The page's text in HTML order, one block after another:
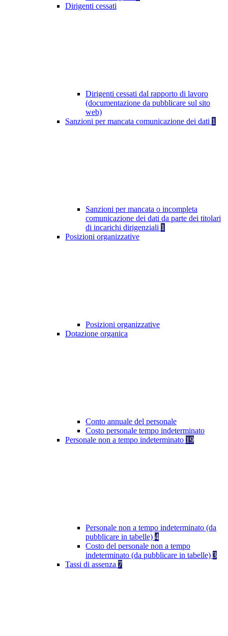
Dirigenti cessati
Dirigenti cessati dal rapporto di lavoro
(documentazione da pubblicare sul sito
web)
Sanzioni per mancata comunicazione dei dati 1
Sanzioni per mancata o incompleta
comunicazione dei dati da parte dei titolari
di incarichi dirigenziali 1
Posizioni organizzative
Posizioni organizzative
Dotazione organica
Conto annuale del personale
Costo personale tempo indeterminato
Personale non a tempo indeterminato 19
Personale non a tempo indeterminato (da
pubblicare in tabelle) 4
Costo del personale non a tempo
indeterminato (da pubblicare in tabelle) 3
Tassi di assenza 7